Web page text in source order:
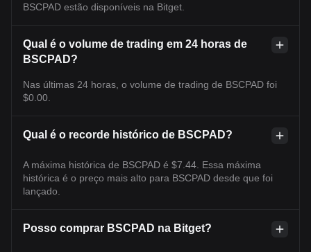
BSCPAD estão disponíveis na Bitget.
Qual é o volume de trading em 24 horas de
BSCPAD?
Nas últimas 24 horas, o volume de trading de BSCPAD foi
$0.00.
Qual é o recorde histórico de BSCPAD?
A máxima histórica de BSCPAD é $7.44. Essa máxima
histórica é o preço mais alto para BSCPAD desde que foi
lançado.
Posso comprar BSCPAD na Bitget?